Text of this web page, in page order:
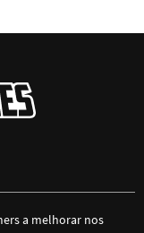
a melhorar nos